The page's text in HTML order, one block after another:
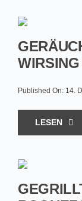
Published On: 14.
LESEN